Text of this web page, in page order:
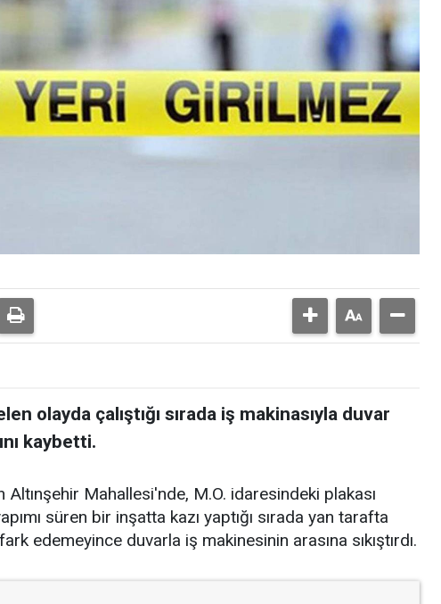
olayda çalıştığı sırada iş makinasıyla duvar
kaybetti.
Altınşehir Mahallesi'nde, M.O. idaresindeki plakası
süren bir inşatta kazı yaptığı sırada yan tarafta
edemeyince duvarla iş makinesinin arasına sıkıştırdı.